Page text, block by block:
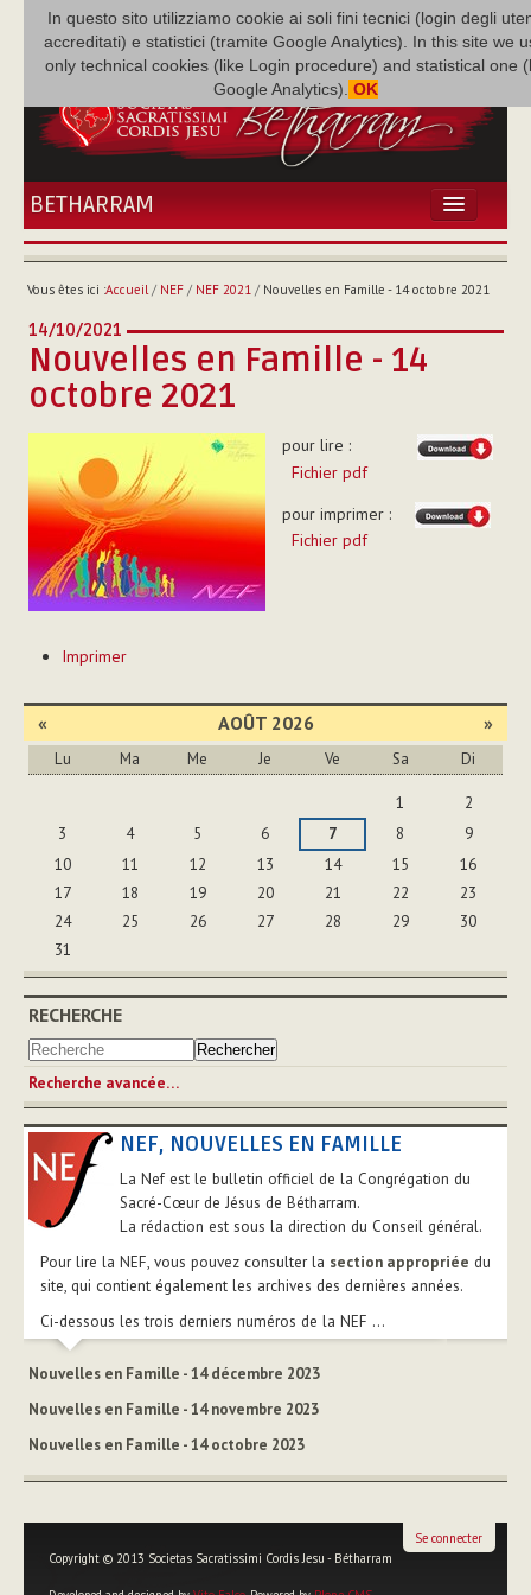
In questo sito utilizziamo cookie ai soli fini tecnici (login degli
accreditati) e statistici (tramite Google Analytics). In this site we
only technical cookies (like Login procedure) and statistical one
Google Analytics). OK
BETHARRAM
ACCUEIL
FAMILLE
MISSION
NEF
MULTIMÉDIA
P. AUGUSTE ETCHÉCOPAR
Vous êtes ici :Accueil/ NEF/ NEF 2021/ Nouvelles en Famille - 14 octobre 2021
14/10/2021
Nouvelles en Famille - 14
octobre 2021
pour lire :
Fichier pdf
pour imprimer :
Fichier pdf
document
Imprimer
« AOÛT 2026 »
Lu Ma Me Je Ve Sa Di
1
2
3
4 5 6 7 8
9
10
11 12 13 14 15
16
17
18 19 20 21 22
23
24
25 26 27 28 29
30
31
RECHERCHE
Recherche avancée…
NEF, NOUVELLES EN FAMILLE
La Nef est le bulletin officiel de la Congrégation du
Sacré-Cœur de Jésus de Bétharram.
La rédaction est sous la direction du Conseil général.
Pour lire la NEF, vous pouvez consulter la section appropriée du
site, qui contient également les archives des dernières années.
Ci-dessous les trois derniers numéros de la NEF ...
Nouvelles en Famille - 14 décembre 2023
Nouvelles en Famille - 14 novembre 2023
Nouvelles en Famille - 14 octobre 2023
Copyright © 2013 Societas Sacratissimi Cordis Jesu - Bétharram
Se connecter